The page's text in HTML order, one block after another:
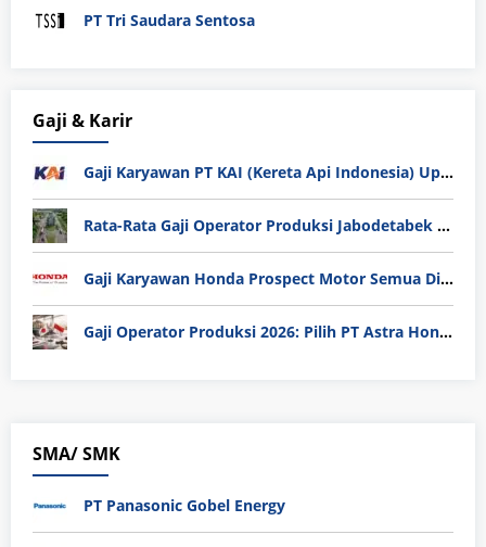
PT Tri Saudara Sentosa
Gaji & Karir
Gaji Karyawan PT KAI (Kereta Api Indonesia) Update 2025
Rata-Rata Gaji Operator Produksi Jabodetabek 2025: Bedah Tuntas UMK, Lemburan, dan Realita Hidup Buruh
Gaji Karyawan Honda Prospect Motor Semua Divisi
Gaji Operator Produksi 2026: Pilih PT Astra Honda Motor (AHM) atau Manufaktur di Jepang?
SMA/ SMK
PT Panasonic Gobel Energy